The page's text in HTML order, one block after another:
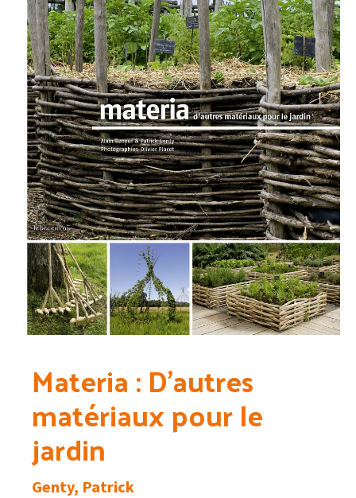
Materia : D’autres
matériaux pour le
jardin
Genty, Patrick